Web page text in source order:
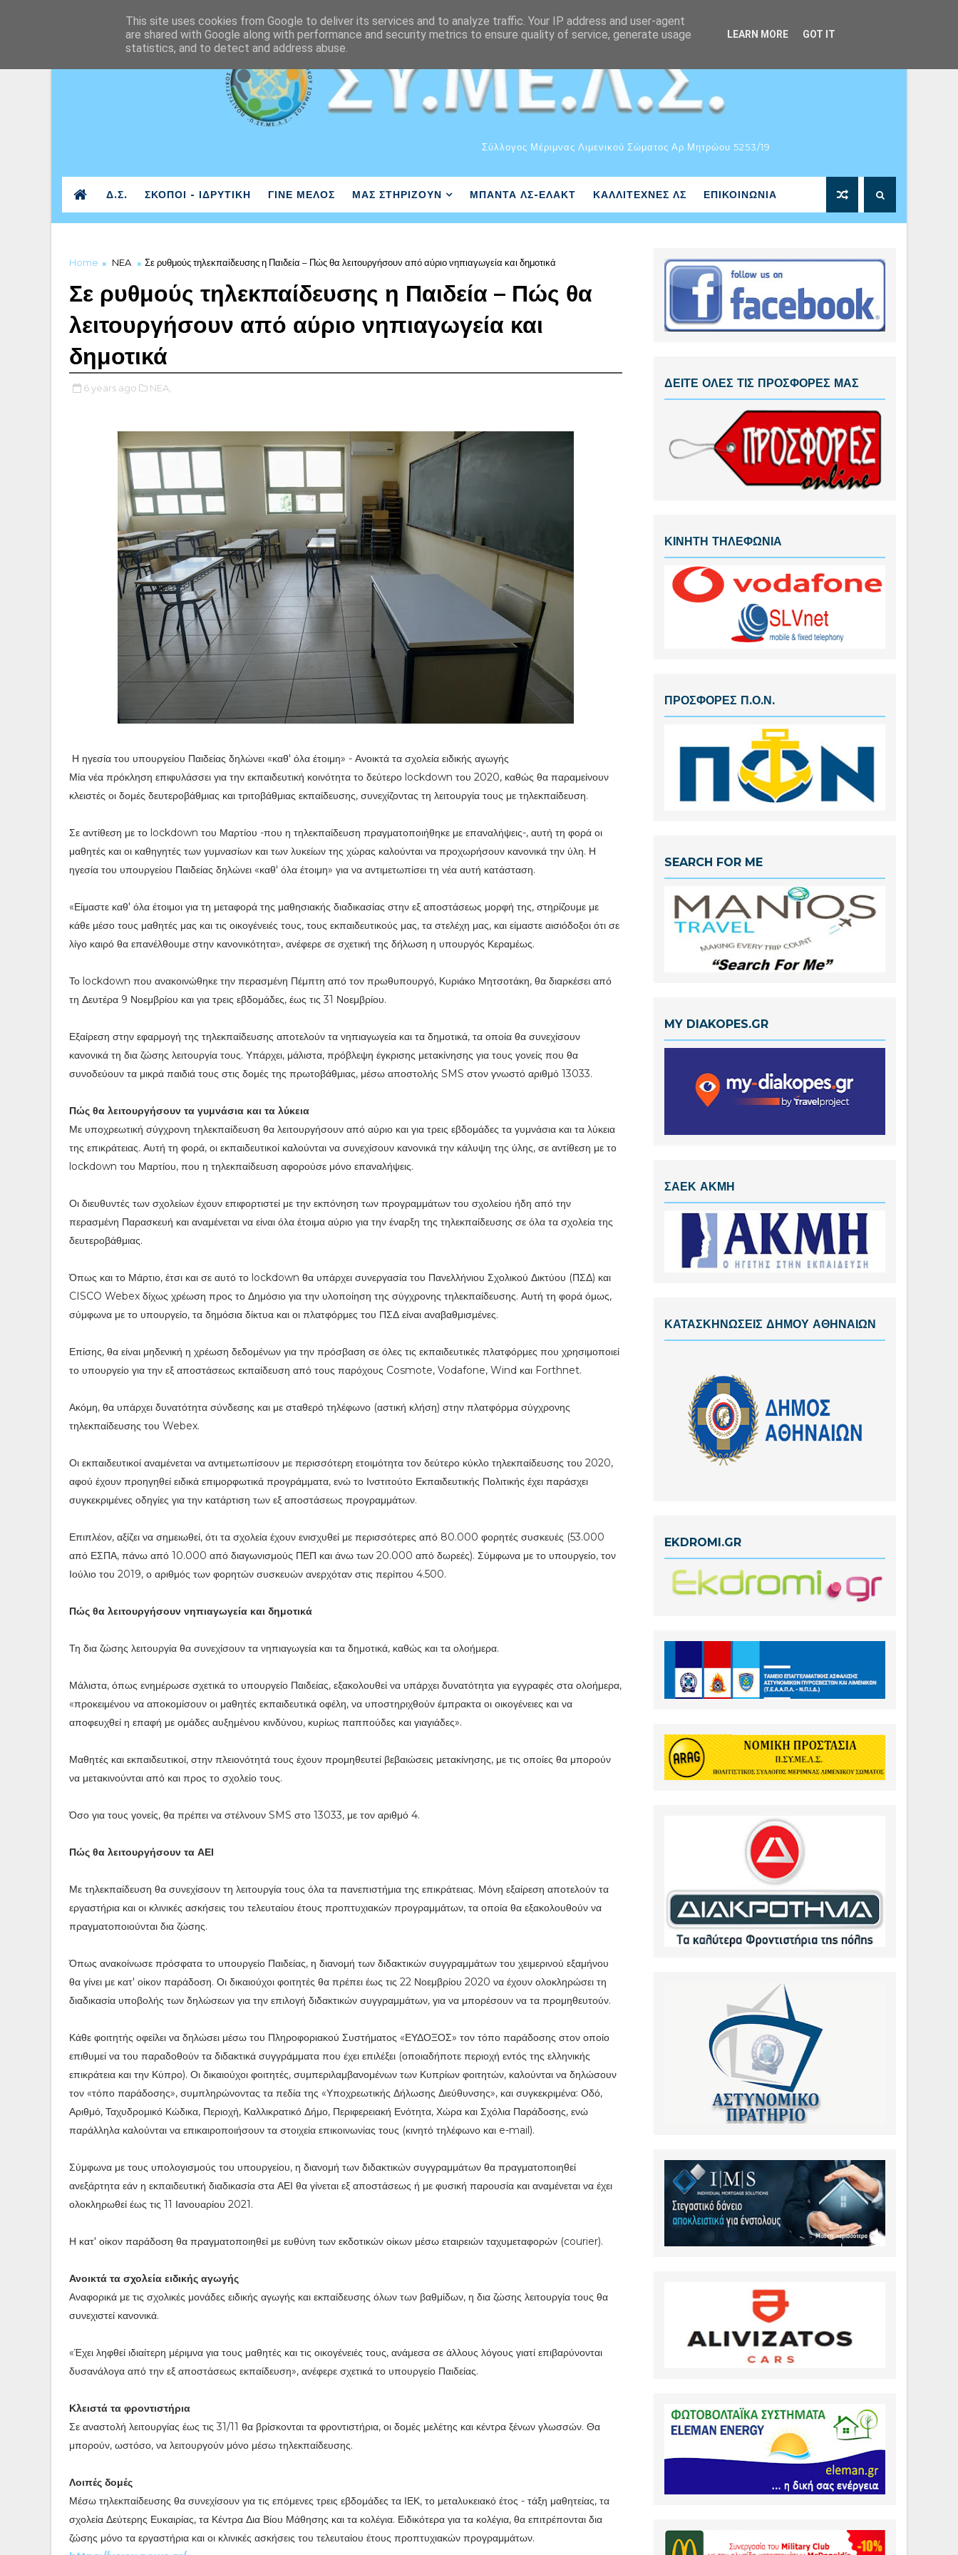
Σύλλογος Μέριμνας Λιμενικού Σώματος Αρ.Μητρώου 5253/19
Δ.Σ. ΣΚΟΠΟΙ - ΙΔΡΥΤΙΚΗ ΓΙΝΕ ΜΕΛΟΣ ΜΑΣ ΣΤΗΡΙΖΟΥΝ ΜΠΑΝΤΑ ΛΣ-ΕΛΑΚΤ ΚΑΛΛΙΤΕΧΝΕΣ ΛΣ ΕΠΙΚΟΙΝΩΝΙΑ
Home NEA Σε ρυθμούς τηλεκπαίδευσης η Παιδεία – Πώς θα λειτουργήσουν από αύριο νηπιαγωγεία και δημοτικά
Σε ρυθμούς τηλεκπαίδευσης η Παιδεία – Πώς θα
λειτουργήσουν από αύριο νηπιαγωγεία και
δημοτικά
6 years ago NEA,
Η ηγεσία του υπουργείου Παιδείας δηλώνει «καθ' όλα έτοιμη» - Ανοικτά τα σχολεία ειδικής αγωγής
Μία νέα πρόκληση επιφυλάσσει για την εκπαιδευτική κοινότητα το δεύτερο lockdown του 2020, καθώς θα παραμείνουν
κλειστές οι δομές δευτεροβάθμιας και τριτοβάθμιας εκπαίδευσης, συνεχίζοντας τη λειτουργία τους με τηλεκπαίδευση.
Σε αντίθεση με το lockdown του Μαρτίου -που η τηλεκπαίδευση πραγματοποιήθηκε με επαναλήψεις-, αυτή τη φορά οι
μαθητές και οι καθηγητές των γυμνασίων και των λυκείων της χώρας καλούνται να προχωρήσουν κανονικά την ύλη. Η
ηγεσία του υπουργείου Παιδείας δηλώνει «καθ' όλα έτοιμη» για να αντιμετωπίσει τη νέα αυτή κατάσταση.
«Είμαστε καθ' όλα έτοιμοι για τη μεταφορά της μαθησιακής διαδικασίας στην εξ αποστάσεως μορφή της, στηρίζουμε με
κάθε μέσο τους μαθητές μας και τις οικογένειές τους, τους εκπαιδευτικούς μας, τα στελέχη μας, και είμαστε αισιόδοξοι ότι σε
λίγο καιρό θα επανέλθουμε στην κανονικότητα», ανέφερε σε σχετική της δήλωση η υπουργός Κεραμέως.
Το lockdown που ανακοινώθηκε την περασμένη Πέμπτη από τον πρωθυπουργό, Κυριάκο Μητσοτάκη, θα διαρκέσει από
τη Δευτέρα 9 Νοεμβρίου και για τρεις εβδομάδες, έως τις 31 Νοεμβρίου.
Εξαίρεση στην εφαρμογή της τηλεκπαίδευσης αποτελούν τα νηπιαγωγεία και τα δημοτικά, τα οποία θα συνεχίσουν
κανονικά τη δια ζώσης λειτουργία τους. Υπάρχει, μάλιστα, πρόβλεψη έγκρισης μετακίνησης για τους γονείς που θα
συνοδεύουν τα μικρά παιδιά τους στις δομές της πρωτοβάθμιας, μέσω αποστολής SMS στον γνωστό αριθμό 13033.
Πώς θα λειτουργήσουν τα γυμνάσια και τα λύκεια
Με υποχρεωτική σύγχρονη τηλεκπαίδευση θα λειτουργήσουν από αύριο και για τρεις εβδομάδες τα γυμνάσια και τα λύκεια
της επικράτειας. Αυτή τη φορά, οι εκπαιδευτικοί καλούνται να συνεχίσουν κανονικά την κάλυψη της ύλης, σε αντίθεση με το
lockdown του Μαρτίου, που η τηλεκπαίδευση αφορούσε μόνο επαναλήψεις.
Οι διευθυντές των σχολείων έχουν επιφορτιστεί με την εκπόνηση των προγραμμάτων του σχολείου ήδη από την
περασμένη Παρασκευή και αναμένεται να είναι όλα έτοιμα αύριο για την έναρξη της τηλεκπαίδευσης σε όλα τα σχολεία της
δευτεροβάθμιας.
Όπως και το Μάρτιο, έτσι και σε αυτό το lockdown θα υπάρχει συνεργασία του Πανελλήνιου Σχολικού Δικτύου (ΠΣΔ) και
CISCO Webex δίχως χρέωση προς το Δημόσιο για την υλοποίηση της σύγχρονης τηλεκπαίδευσης. Αυτή τη φορά όμως,
σύμφωνα με το υπουργείο, τα δημόσια δίκτυα και οι πλατφόρμες του ΠΣΔ είναι αναβαθμισμένες.
Επίσης, θα είναι μηδενική η χρέωση δεδομένων για την πρόσβαση σε όλες τις εκπαιδευτικές πλατφόρμες που χρησιμοποιεί
το υπουργείο για την εξ αποστάσεως εκπαίδευση από τους παρόχους Cosmote, Vodafone, Wind και Forthnet.
Ακόμη, θα υπάρχει δυνατότητα σύνδεσης και με σταθερό τηλέφωνο (αστική κλήση) στην πλατφόρμα σύγχρονης
τηλεκπαίδευσης του Webex.
Οι εκπαιδευτικοί αναμένεται να αντιμετωπίσουν με περισσότερη ετοιμότητα τον δεύτερο κύκλο τηλεκπαίδευσης του 2020,
αφού έχουν προηγηθεί ειδικά επιμορφωτικά προγράμματα, ενώ το Ινστιτούτο Εκπαιδευτικής Πολιτικής έχει παράσχει
συγκεκριμένες οδηγίες για την κατάρτιση των εξ αποστάσεως προγραμμάτων.
Επιπλέον, αξίζει να σημειωθεί, ότι τα σχολεία έχουν ενισχυθεί με περισσότερες από 80.000 φορητές συσκευές (53.000
από ΕΣΠΑ, πάνω από 10.000 από διαγωνισμούς ΠΕΠ και άνω των 20.000 από δωρεές). Σύμφωνα με το υπουργείο, τον
Ιούλιο του 2019, ο αριθμός των φορητών συσκευών ανερχόταν στις περίπου 4.500.
Πώς θα λειτουργήσουν νηπιαγωγεία και δημοτικά
Τη δια ζώσης λειτουργία θα συνεχίσουν τα νηπιαγωγεία και τα δημοτικά, καθώς και τα ολοήμερα.
Μάλιστα, όπως ενημέρωσε σχετικά το υπουργείο Παιδείας, εξακολουθεί να υπάρχει δυνατότητα για εγγραφές στα ολοήμερα,
«προκειμένου να αποκομίσουν οι μαθητές εκπαιδευτικά οφέλη, να υποστηριχθούν έμπρακτα οι οικογένειες και να
αποφευχθεί η επαφή με ομάδες αυξημένου κινδύνου, κυρίως παππούδες και γιαγιάδες».
Μαθητές και εκπαιδευτικοί, στην πλειονότητά τους έχουν προμηθευτεί βεβαιώσεις μετακίνησης, με τις οποίες θα μπορούν
να μετακινούνται από και προς το σχολείο τους.
Όσο για τους γονείς, θα πρέπει να στέλνουν SMS στο 13033, με τον αριθμό 4.
Πώς θα λειτουργήσουν τα ΑΕΙ
Με τηλεκπαίδευση θα συνεχίσουν τη λειτουργία τους όλα τα πανεπιστήμια της επικράτειας. Μόνη εξαίρεση αποτελούν τα
εργαστήρια και οι κλινικές ασκήσεις του τελευταίου έτους προπτυχιακών προγραμμάτων, τα οποία θα εξακολουθούν να
πραγματοποιούνται δια ζώσης.
Όπως ανακοίνωσε πρόσφατα το υπουργείο Παιδείας, η διανομή των διδακτικών συγγραμμάτων του χειμερινού εξαμήνου
θα γίνει με κατ' οίκον παράδοση. Οι δικαιούχοι φοιτητές θα πρέπει έως τις 22 Νοεμβρίου 2020 να έχουν ολοκληρώσει τη
διαδικασία υποβολής των δηλώσεων για την επιλογή διδακτικών συγγραμμάτων, για να μπορέσουν να τα προμηθευτούν.
Κάθε φοιτητής οφείλει να δηλώσει μέσω του Πληροφοριακού Συστήματος «ΕΥΔΟΞΟΣ» τον τόπο παράδοσης στον οποίο
επιθυμεί να του παραδοθούν τα διδακτικά συγγράμματα που έχει επιλέξει (οποιαδήποτε περιοχή εντός της ελληνικής
επικράτεια και την Κύπρο). Οι δικαιούχοι φοιτητές, συμπεριλαμβανομένων των Κυπρίων φοιτητών, καλούνται να δηλώσουν
τον «τόπο παράδοσης», συμπληρώνοντας τα πεδία της «Υποχρεωτικής Δήλωσης Διεύθυνσης», και συγκεκριμένα: Οδό,
Αριθμό, Ταχυδρομικό Κώδικα, Περιοχή, Καλλικρατικό Δήμο, Περιφερειακή Ενότητα, Χώρα και Σχόλια Παράδοσης, ενώ
παράλληλα καλούνται να επικαιροποιήσουν τα στοιχεία επικοινωνίας τους (κινητό τηλέφωνο και e-mail).
Σύμφωνα με τους υπολογισμούς του υπουργείου, η διανομή των διδακτικών συγγραμμάτων θα πραγματοποιηθεί
ανεξάρτητα εάν η εκπαιδευτική διαδικασία στα ΑΕΙ θα γίνεται εξ αποστάσεως ή με φυσική παρουσία και αναμένεται να έχει
ολοκληρωθεί έως τις 11 Ιανουαρίου 2021.
Η κατ' οίκον παράδοση θα πραγματοποιηθεί με ευθύνη των εκδοτικών οίκων μέσω εταιρειών ταχυμεταφορών (courier).
Ανοικτά τα σχολεία ειδικής αγωγής
Αναφορικά με τις σχολικές μονάδες ειδικής αγωγής και εκπαίδευσης όλων των βαθμίδων, η δια ζώσης λειτουργία τους θα
συνεχιστεί κανονικά.
«Έχει ληφθεί ιδιαίτερη μέριμνα για τους μαθητές και τις οικογένειές τους, ανάμεσα σε άλλους λόγους γιατί επιβαρύνονται
δυσανάλογα από την εξ αποστάσεως εκπαίδευση», ανέφερε σχετικά το υπουργείο Παιδείας.
Κλειστά τα φροντιστήρια
Σε αναστολή λειτουργίας έως τις 31/11 θα βρίσκονται τα φροντιστήρια, οι δομές μελέτης και κέντρα ξένων γλωσσών. Θα
μπορούν, ωστόσο, να λειτουργούν μόνο μέσω τηλεκπαίδευσης.
Λοιπές δομές
Μέσω τηλεκπαίδευσης θα συνεχίσουν για τις επόμενες τρεις εβδομάδες τα ΙΕΚ, το μεταλυκειακό έτος - τάξη μαθητείας, τα
σχολεία Δεύτερης Ευκαιρίας, τα Κέντρα Δια Βίου Μάθησης και τα κολέγια. Ειδικότερα για τα κολέγια, θα επιτρέπονται δια
ζώσης μόνο τα εργαστήρια και οι κλινικές ασκήσεις του τελευταίου έτους προπτυχιακών προγραμμάτων.
ΔΕΙΤΕ ΟΛΕΣ ΤΙΣ ΠΡΟΣΦΟΡΕΣ ΜΑΣ
ΚΙΝΗΤΗ ΤΗΛΕΦΩΝΙΑ
ΠΡΟΣΦΟΡΕΣ Π.Ο.Ν.
SEARCH FOR ME
MY DIAKOPES.GR
ΣΑΕΚ ΑΚΜΗ
ΚΑΤΑΣΚΗΝΩΣΕΙΣ ΔΗΜΟΥ ΑΘΗΝΑΙΩΝ
EKDROMI.GR
This site uses cookies from Google to deliver its services and to analyze traffic. Your IP address and user-agent
are shared with Google along with performance and security metrics to ensure quality of service, generate usage
statistics, and to detect and address abuse.
LEARN MORE GOT IT